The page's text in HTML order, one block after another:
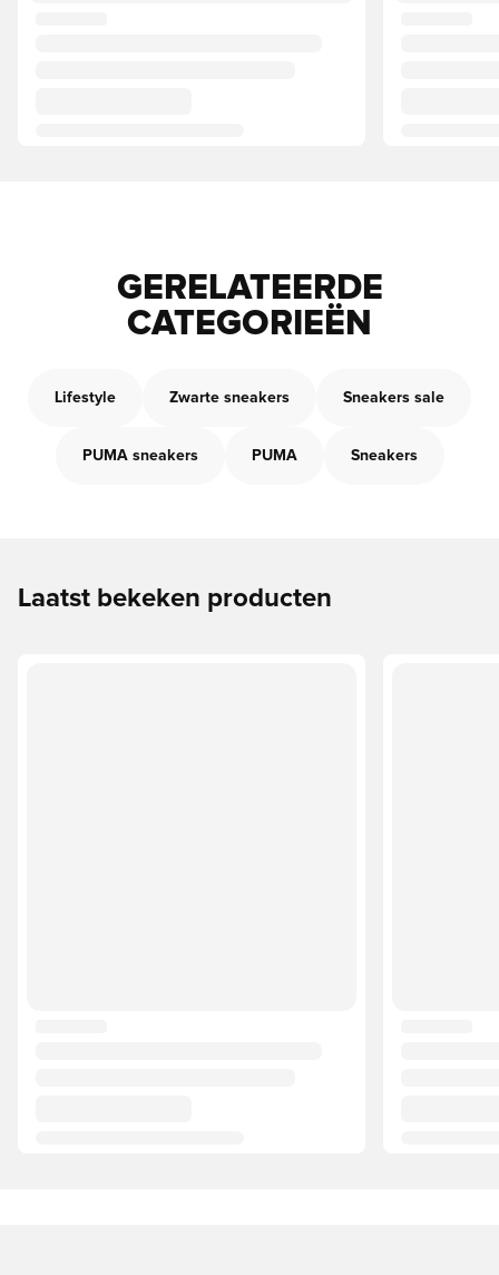
GERELATEERDE
CATEGORIEËN
Lifestyle Zwarte sneakers Sneakers sale
PUMA sneakers PUMA Sneakers
Laatst bekeken producten